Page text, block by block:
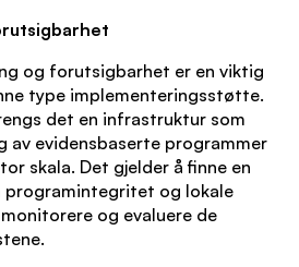
og forutsigbarhet er en viktig
type implementeringsstøtte.
det en infrastruktur som
av evidensbaserte programmer
skala. Det gjelder å finne en
programintegritet og lokale
og evaluere de